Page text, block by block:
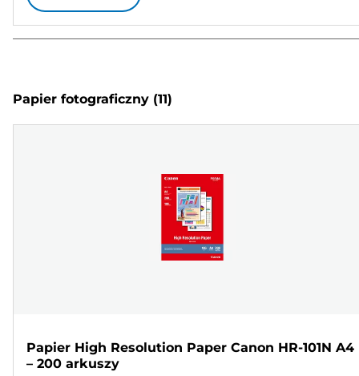
Papier fotograficzny (11)
Papier High Resolution Paper Canon HR-101N A4
– 200 arkuszy